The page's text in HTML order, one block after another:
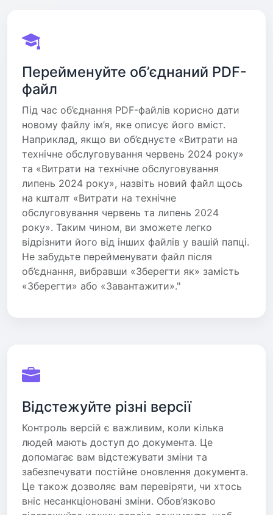
Перейменуйте об’єднаний PDF-
файл
Під час об’єднання PDF-файлів корисно дати
новому файлу ім’я, яке описує його вміст.
Наприклад, якщо ви об’єднуєте «Витрати на
технічне обслуговування червень 2024 року»
та «Витрати на технічне обслуговування
липень 2024 року», назвіть новий файл щось
на кшталт «Витрати на технічне
обслуговування червень та липень 2024
року». Таким чином, ви зможете легко
відрізнити його від інших файлів у вашій папці.
Не забудьте перейменувати файл після
об’єднання, вибравши «Зберегти як» замість
«Зберегти» або «Завантажити»."
Відстежуйте різні версії
Контроль версій є важливим, коли кілька
людей мають доступ до документа. Це
допомагає вам відстежувати зміни та
забезпечувати постійне оновлення документа.
Це також дозволяє вам перевіряти, чи хтось
вніс несанкціоновані зміни. Обов’язково